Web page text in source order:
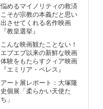
悩めるマイノリティの救済
こそが宗教の本義だと思い
出させてくれる名作映画
『教皇選挙』
こんな映画観たことない！
エブエブ以来の新鮮な映画
体験をもたらすクィア映画
『エミリア・ペレス』
アート展レポート：大塚隆
史個展​「柔らかい天使た
ち」